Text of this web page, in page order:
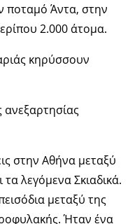
ποταμό Άντα, στην
2.000 άτομα.
κηρύσσουν
στην Αθήνα μεταξύ
λεγόμενα Σκιαδικά.
μεταξύ της
Ήταν ένα